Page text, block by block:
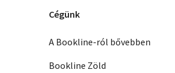
Cégünk
A Bookline-ról bővebben
Bookline Zöld